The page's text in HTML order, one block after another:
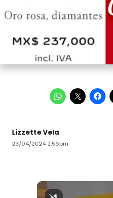
Lizzette Vela
23/04/2024 2:56pm